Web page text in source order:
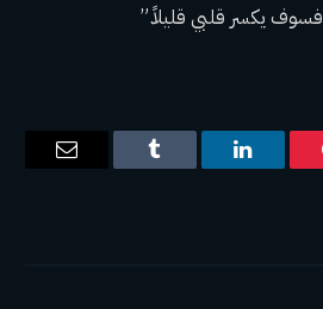
فسوف يكسر قلبي قليلاً.”
لينكدإن Tumblr
البريد